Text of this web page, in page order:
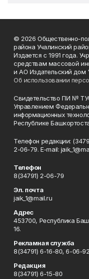
© 2026 Общественно-
района Учалинский
Издается с 1991 года.
средствам массовой
и АО Издательский дом
Об использовании
Свидетельство ПИ №
Управлением
информационных
Республике
Телефон редакции:
2-06-79. Е-mаil:
Телефон
8(34791) 2-06-79
Эл. почта
jaik_1@mail.ru
Адрес
453700, Республика
16.
Рекламная служба
8(34791) 6-16-80, 6-06-92
Редакция
8(34791) 6-15-80